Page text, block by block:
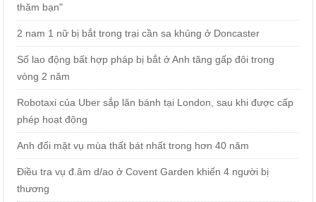
thăm bạn"
2 nam 1 nữ bị bắt trong trại cần sa khủng ở Doncaster
Số lao động bất hợp pháp bị bắt ở Anh tăng gấp đôi trong
vòng 2 năm
Robotaxi của Uber sắp lăn bánh tại London, sau khi được cấp
phép hoạt động
Anh đối mặt vụ mùa thất bát nhất trong hơn 40 năm
Điều tra vụ đ.âm d/ao ở Covent Garden khiến 4 người bị
thương